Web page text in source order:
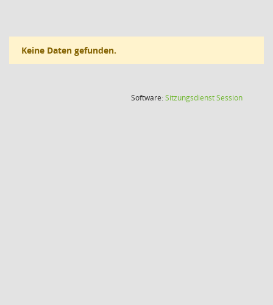
Keine Daten gefunden.
Software:SitzungsdienstSession(Wird in